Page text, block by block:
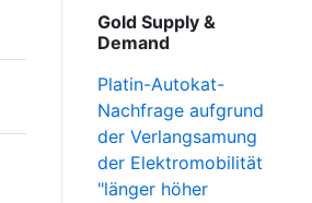
Gold Supply &
Demand
Platin-Autokat-
Nachfrage aufgrund
der Verlangsamung
der Elektromobilität
"länger höher